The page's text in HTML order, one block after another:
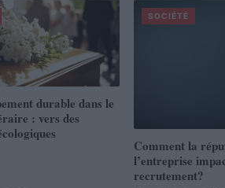
durable dans le
: vers des
SOCIÉTÉ
Comment la
l’entreprise
recrutement?